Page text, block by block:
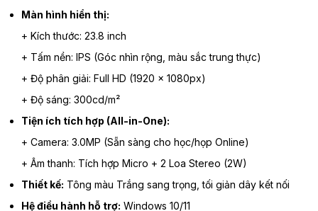
Màn hình hiển thị:
+ Kích thước: 23.8 inch
+ Tấm nền: IPS (Góc nhìn rộng, màu sắc trung thực)
+ Độ phân giải: Full HD (1920 x 1080px)
+ Độ sáng: 300cd/m²
Tiện ích tích hợp (All-in-One):
+ Camera: 3.0MP (Sẵn sàng cho học/họp Online)
+ Âm thanh: Tích hợp Micro + 2 Loa Stereo (2W)
Thiết kế: Tông màu Trắng sang trọng, tối giản dây kết nối
Hệ điều hành hỗ trợ: Windows 10/11